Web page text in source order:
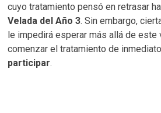
cuyo tratamiento pensó en retrasar
Velada del Año 3. Sin embargo,
le impedirá esperar más allá de este
comenzar el tratamiento de
participar.